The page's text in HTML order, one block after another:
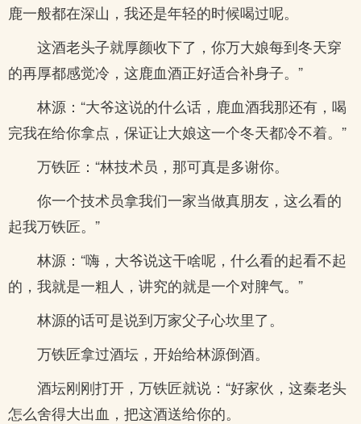
鹿一般都在深山，我还是年轻的时候喝过呢。
这酒老头子就厚颜收下了，你万大娘每到冬天穿
的再厚都感觉冷，这鹿血酒正好适合补身子。”
林源：“大爷这说的什么话，鹿血酒我那还有，喝
完我在给你拿点，保证让大娘这一个冬天都冷不着。”
万铁匠：“林技术员，那可真是多谢你。
你一个技术员拿我们一家当做真朋友，这么看的
起我万铁匠。”
林源：“嗨，大爷说这干啥呢，什么看的起看不起
的，我就是一粗人，讲究的就是一个对脾气。”
林源的话可是说到万家父子心坎里了。
万铁匠拿过酒坛，开始给林源倒酒。
酒坛刚刚打开，万铁匠就说：“好家伙，这秦老头
怎么舍得大出血，把这酒送给你的。